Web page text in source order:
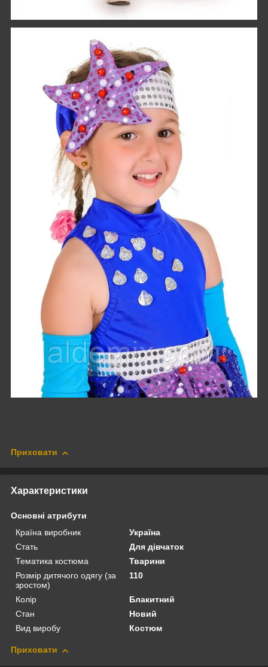
Приховати
Характеристики
Основні атрибути
Країна виробник
Україна
Стать
Для дівчаток
Тематика костюма
Тварини
Розмір дитячого одягу (за
зростом)
110
Колір
Блакитний
Стан
Новий
Вид виробу
Костюм
Приховати